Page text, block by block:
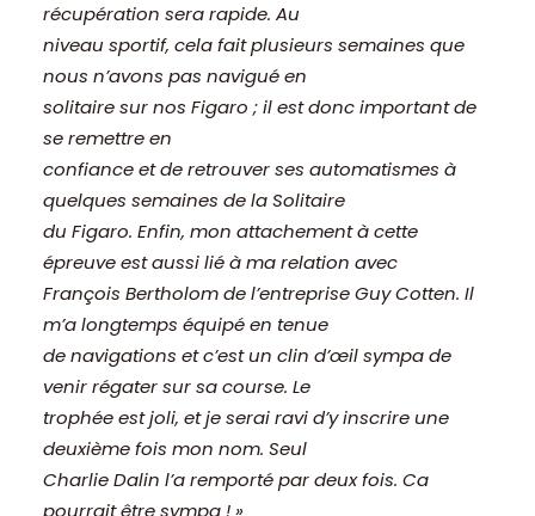
récupération sera rapide. Au
niveau sportif, cela fait plusieurs semaines que
nous n’avons pas navigué en
solitaire sur nos Figaro ; il est donc important de
se remettre en
confiance et de retrouver ses automatismes à
quelques semaines de la Solitaire
du Figaro. Enfin, mon attachement à cette
épreuve est aussi lié à ma relation avec
François Bertholom de l’entreprise Guy Cotten. Il
m’a longtemps équipé en tenue
de navigations et c’est un clin d’œil sympa de
venir régater sur sa course. Le
trophée est joli, et je serai ravi d’y inscrire une
deuxième fois mon nom. Seul
Charlie Dalin l’a remporté par deux fois. Ca
pourrait être sympa ! »